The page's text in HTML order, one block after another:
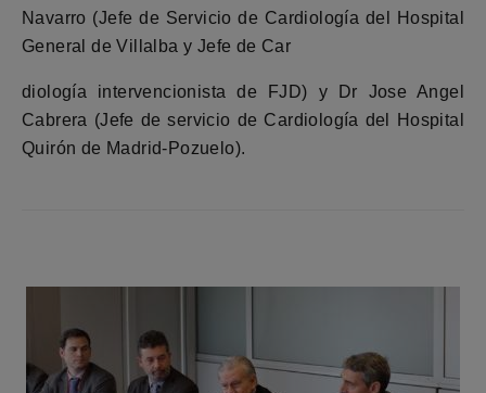
Navarro (Jefe de Servicio de Cardiología del Hospital
General de Villalba y Jefe de Car
diología intervencionista de FJD) y Dr Jose Angel
Cabrera (Jefe de servicio de Cardiología del Hospital
Quirón de Madrid-Pozuelo).